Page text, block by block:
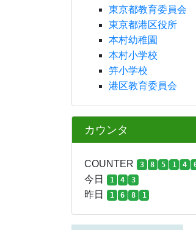
東京都教育委員会
東京都港区役所
本村幼稚園
本村小学校
笄小学校
港区教育委員会
カウンタ
COUNTER 3 8 5 1 4
今日 1 4 3
昨日 1 6 8 1